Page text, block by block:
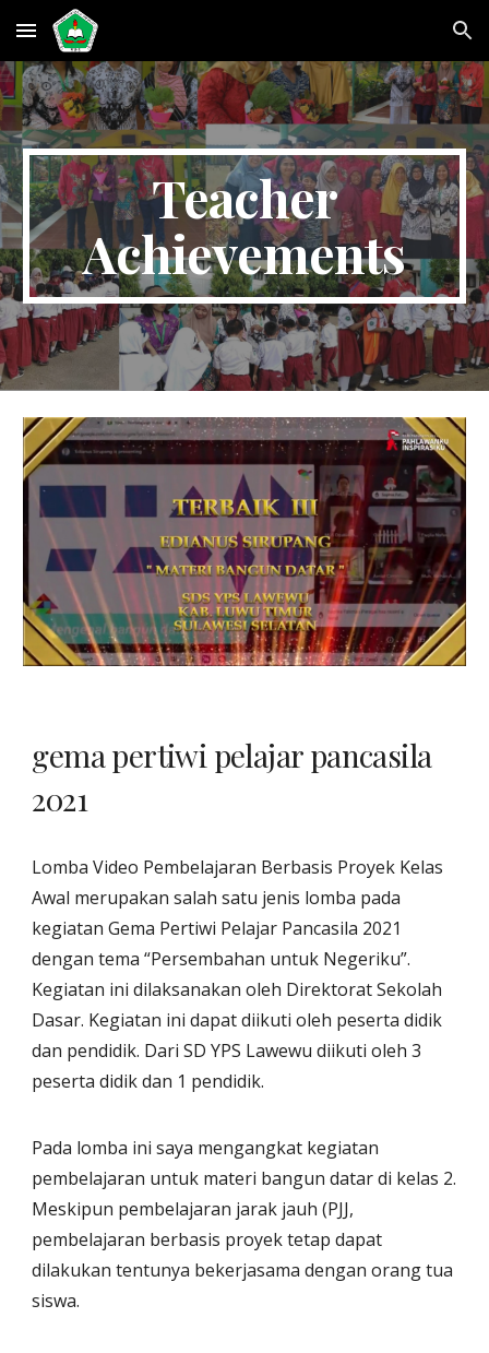
Skip to main content Skip to navigation
Teacher
Achievements
gema pertiwi pelajar pancasila
2021
Lomba Video Pembelajaran Berbasis Proyek Kelas
Awal merupakan salah satu jenis lomba pada
kegiatan Gema Pertiwi Pelajar Pancasila 2021
dengan tema “Persembahan untuk Negeriku”.
Kegiatan ini dilaksanakan oleh Direktorat Sekolah
Dasar. Kegiatan ini dapat diikuti oleh peserta didik
dan pendidik. Dari SD YPS Lawewu diikuti oleh 3
peserta didik dan 1 pendidik.
Pada lomba ini saya mengangkat kegiatan
pembelajaran untuk materi bangun datar di kelas 2.
Meskipun pembelajaran jarak jauh (PJJ,
pembelajaran berbasis proyek tetap dapat
dilakukan tentunya bekerjasama dengan orang tua
siswa.